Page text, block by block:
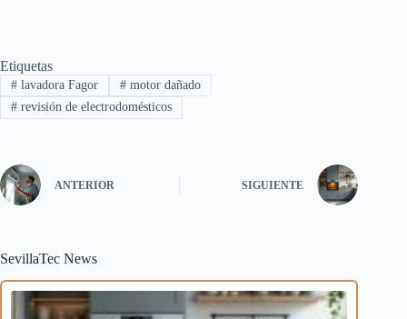
Etiquetas
#lavadora Fagor #motor dañado
#revisión de electrodomésticos
ANTERIOR SIGUIENTE
SevillaTec News